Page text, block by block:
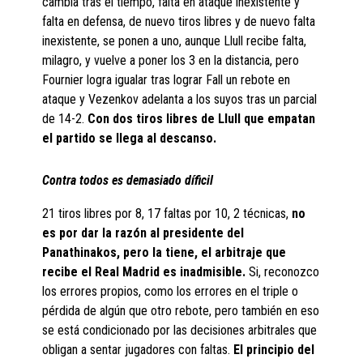
falta en defensa, de nuevo tiros libres y de nuevo falta
inexistente, se ponen a uno, aunque Llull recibe falta,
milagro, y vuelve a poner los 3 en la distancia, pero
Fournier logra igualar tras lograr Fall un rebote en
ataque y Vezenkov adelanta a los suyos tras un parcial
de 14-2. Con dos tiros libres de Llull que empatan
el partido se llega al descanso.
Contra todos es demasiado díficil
21 tiros libres por 8, 17 faltas por 10, 2 técnicas, no
es por dar la razón al presidente del
Panathinakos, pero la tiene, el arbitraje que
recibe el Real Madrid es inadmisible. Si, reconozco
los errores propios, como los errores en el triple o
pérdida de algún que otro rebote, pero también en eso
se está condicionado por las decisiones arbitrales que
obligan a sentar jugadores con faltas. El principio del